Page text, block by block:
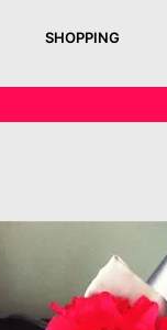
SHOPPING